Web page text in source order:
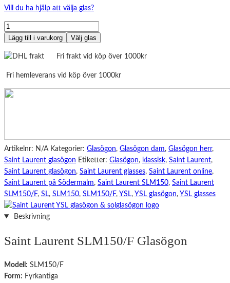
Vill du ha hjälp att välja glas?
Saint
Laurent
mängd
Lägg till i varukorg Välj glas
Fri frakt vid köp över 1000kr
Fri hemleverans vid köp över 1000kr
Artikelnr: N/A Kategorier: Glasögon, Glasögon dam, Glasögon herr,
Saint Laurent glasögon Etiketter: Glasögon, klassisk, Saint Laurent,
Saint Laurent glasögon, Saint Laurent glasses, Saint Laurent online,
Saint Laurent på Södermalm, Saint Laurent SLM150, Saint Laurent
SLM150/F, SL, SLM150, SLM150/F, YSL, YSL glasögon, YSL glasses
Beskrivning
Saint Laurent SLM150/F Glasögon
Modell: SLM150/F
Form: Fyrkantiga